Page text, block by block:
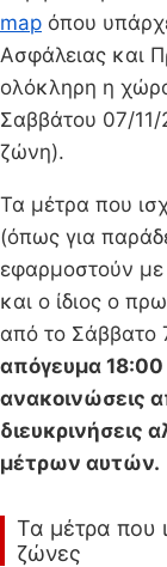
map όπου
Ασφάλειας και
ολόκληρη η
Σαββάτου 07/
ζώνη).
Τα μέτρα που
(όπως για
εφαρμοστούν με
και ο ίδιος ο
από το Σάββατο
απόγευμα
ανακοινώσεις
διευκρινήσεις
μέτρων αυτών.
Τα μέτρα που
ζώνες